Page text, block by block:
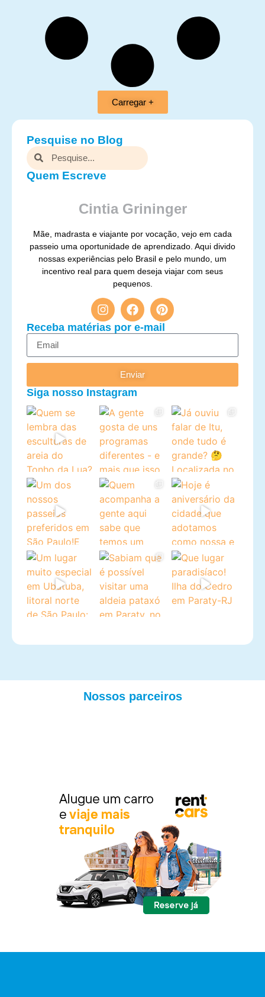
Carregar +
Pesquise no Blog
Quem Escreve
Cintia Grininger
Mãe, madrasta e viajante por vocação, vejo em cada
passeio uma oportunidade de aprendizado. Aqui divido
nossas experiências pelo Brasil e pelo mundo, um
incentivo real para quem deseja viajar com seus
pequenos.
Receba matérias por e-mail
Enviar
Siga nosso Instagram
Nossos parceiros